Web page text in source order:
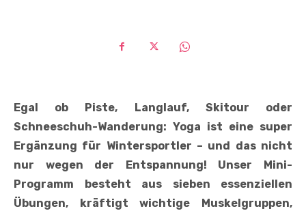
Egal ob Piste, Langlauf, Skitour oder
Schneeschuh-Wanderung: Yoga ist eine super
Ergänzung für Wintersportler – und das nicht
nur wegen der Entspannung! Unser Mini-
Programm besteht aus sieben essenziellen
Übungen, kräftigt wichtige Muskelgruppen,